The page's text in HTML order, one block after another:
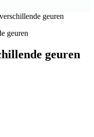
geuren
geuren